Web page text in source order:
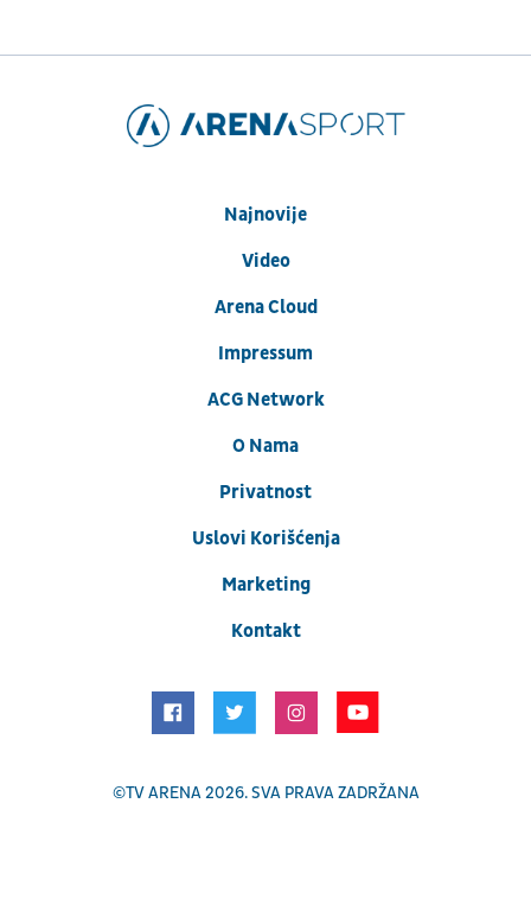
Najnovije
Video
Arena Cloud
Impressum
ACG Network
O Nama
Privatnost
Uslovi Korišćenja
Marketing
Kontakt
©TV ARENA2026. SVA PRAVA ZADRŽANA